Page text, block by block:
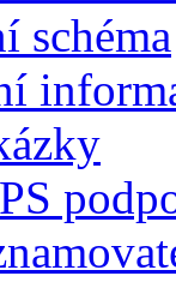
schéma